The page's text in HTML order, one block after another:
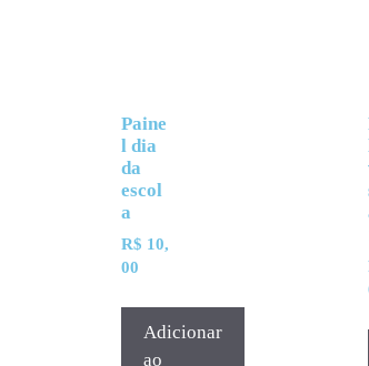
Paine
l dia
da
escol
a
R$ 10,
00
Adicionar
ao